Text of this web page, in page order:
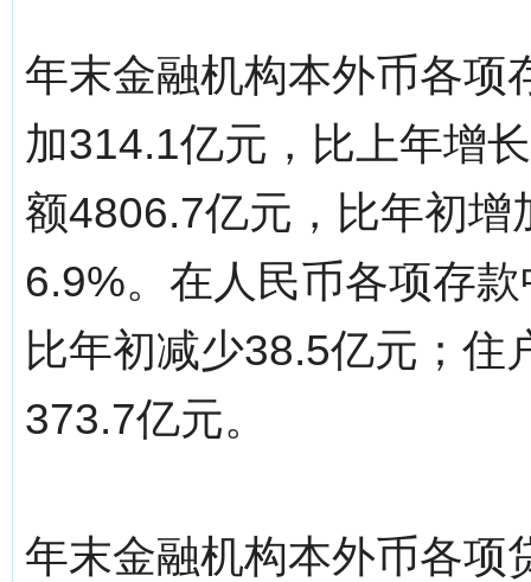
年末金融机构本外币各项
加314.1亿元，比上年增
额4806.7亿元，比年初
6.9%。在人民币各项存
比年初减少38.5亿元；住
373.7亿元。
年末金融机构本外币各项